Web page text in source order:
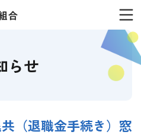
らせ
（退職金手続き）窓